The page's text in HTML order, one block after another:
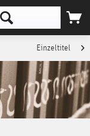
Einzeltitel